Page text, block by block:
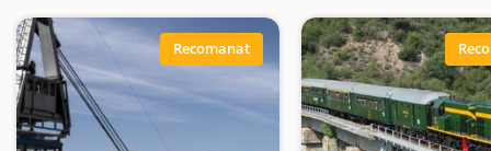
Recomanat